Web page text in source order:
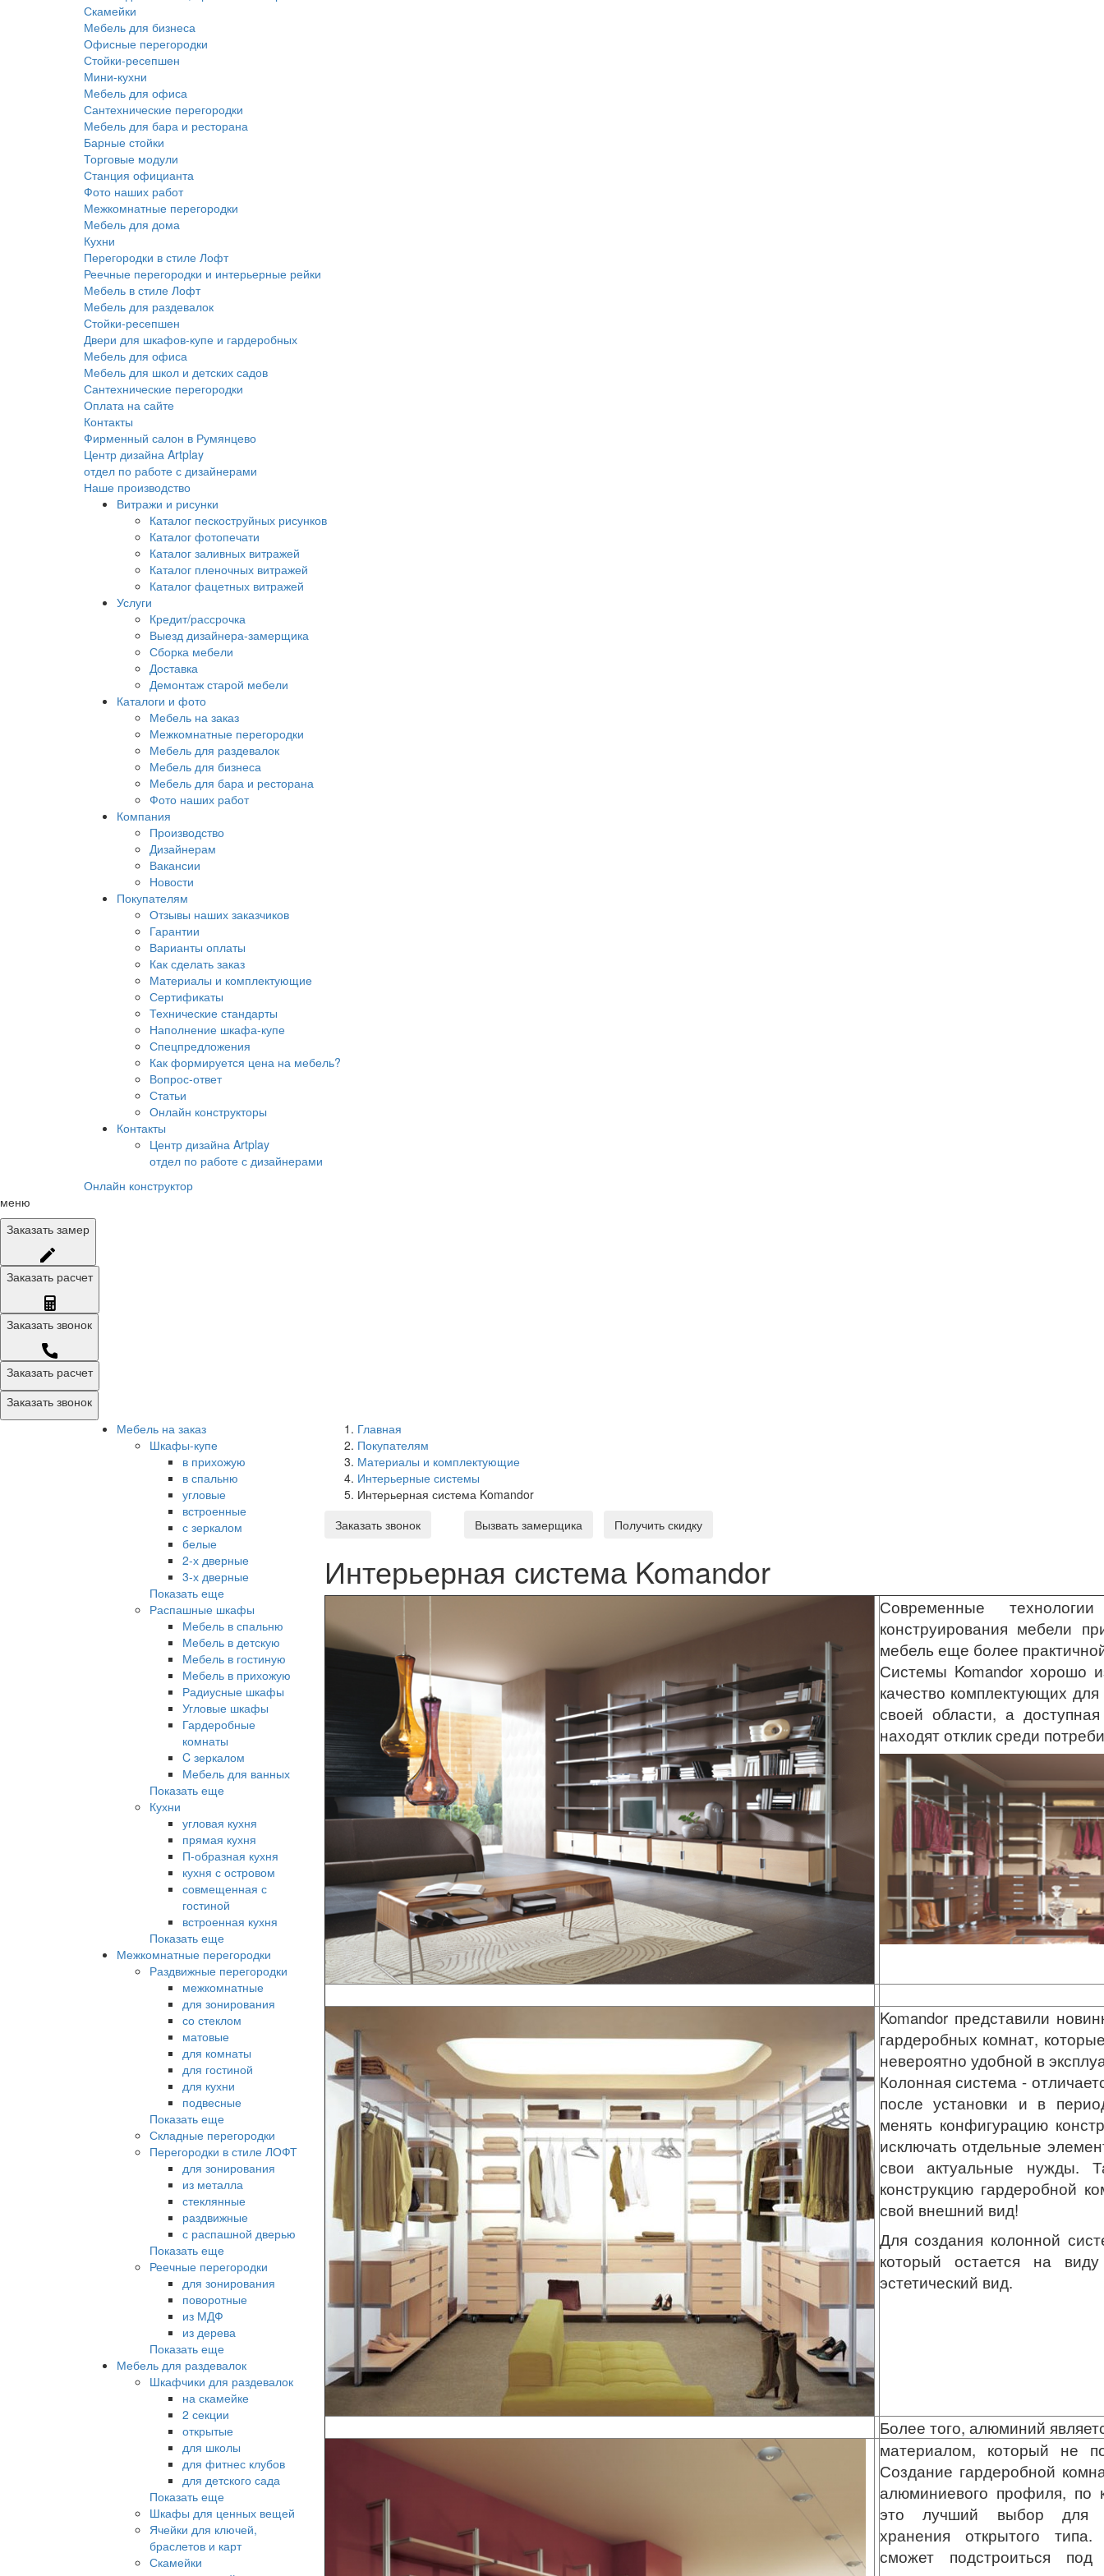
Скамейки
Мебель для бизнеса
Офисные перегородки
Стойки-ресепшен
Мини-кухни
Мебель для офиса
Сантехнические перегородки
Мебель для бара и ресторана
Барные стойки
Торговые модули
Станция официанта
Фото наших работ
Межкомнатные перегородки
Мебель для дома
Кухни
Перегородки в стиле Лофт
Реечные перегородки и интерьерные рейки
Мебель в стиле Лофт
Мебель для раздевалок
Стойки-ресепшен
Двери для шкафов-купе и гардеробных
Мебель для офиса
Мебель для школ и детских садов
Сантехнические перегородки
Оплата на сайте
Контакты
Фирменный салон в Румянцево
Центр дизайна Artplay
отдел по работе с дизайнерами
Наше производство
Витражи и рисунки
Каталог пескоструйных рисунков
Каталог фотопечати
Каталог заливных витражей
Каталог пленочных витражей
Каталог фацетных витражей
Услуги
Кредит/рассрочка
Выезд дизайнера-замерщика
Сборка мебели
Доставка
Демонтаж старой мебели
Каталоги и фото
Мебель на заказ
Межкомнатные перегородки
Мебель для раздевалок
Мебель для бизнеса
Мебель для бара и ресторана
Фото наших работ
Компания
Производство
Дизайнерам
Вакансии
Новости
Покупателям
Отзывы наших заказчиков
Гарантии
Варианты оплаты
Как сделать заказ
Материалы и комплектующие
Сертификаты
Технические стандарты
Наполнение шкафа-купе
Спецпредложения
Как формируется цена на мебель?
Вопрос-ответ
Статьи
Онлайн конструкторы
Контакты
Центр дизайна Artplay
отдел по работе с дизайнерами
Онлайн конструктор
меню
Заказать замер
Заказать расчет
Заказать звонок
Заказать расчет
Заказать звонок
Мебель на заказ
Шкафы-купе
в прихожую
в спальню
угловые
встроенные
с зеркалом
белые
2-х дверные
3-х дверные
Показать еще
Распашные шкафы
Мебель в спальню
Мебель в детскую
Мебель в гостиную
Мебель в прихожую
Радиусные шкафы
Угловые шкафы
Гардеробные
комнаты
C зеркалом
Мебель для ванных
Показать еще
Кухни
угловая кухня
прямая кухня
П-образная кухня
кухня с островом
совмещенная с
гостиной
встроенная кухня
Показать еще
Межкомнатные перегородки
Раздвижные перегородки
межкомнатные
для зонирования
со стеклом
матовые
для комнаты
для гостиной
для кухни
подвесные
Показать еще
Складные перегородки
Перегородки в стиле ЛОФТ
для зонирования
из металла
стеклянные
раздвижные
с распашной дверью
Показать еще
Реечные перегородки
для зонирования
поворотные
из МДФ
из дерева
Показать еще
Мебель для раздевалок
Шкафчики для раздевалок
на скамейке
2 секции
открытые
для школы
для фитнес клубов
для детского сада
Показать еще
Шкафы для ценных вещей
Ячейки для ключей,
браслетов и карт
Скамейки
Главная
Покупателям
Материалы и комплектующие
Интерьерные системы
Интерьерная система Komandor
Заказать звонок
Вызвать замерщика Получить скидку
Интерьерная система Komandor
Современные
конструирования мебели
мебель еще более
Системы Komandor хорошо
качество комплектующих
своей области, а
находят отклик среди
Komandor представили
гардеробных комнат,
невероятно удобной в
Колонная система -
после установки и в
менять конфигурацию
исключать отдельные
свои актуальные нужды.
конструкцию гардеробной
свой внешний вид!
Для создания колонной
который остается на
эстетический вид.
Более того, алюминий
материалом, который не
Создание гардеробной
алюминиевого профиля, по
это лучший выбор для
хранения открытого
сможет подстроиться